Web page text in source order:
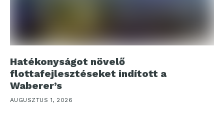
Hatékonyságot növelő
flottafejlesztéseket indított a
Waberer’s
AUGUSZTUS 1, 2026